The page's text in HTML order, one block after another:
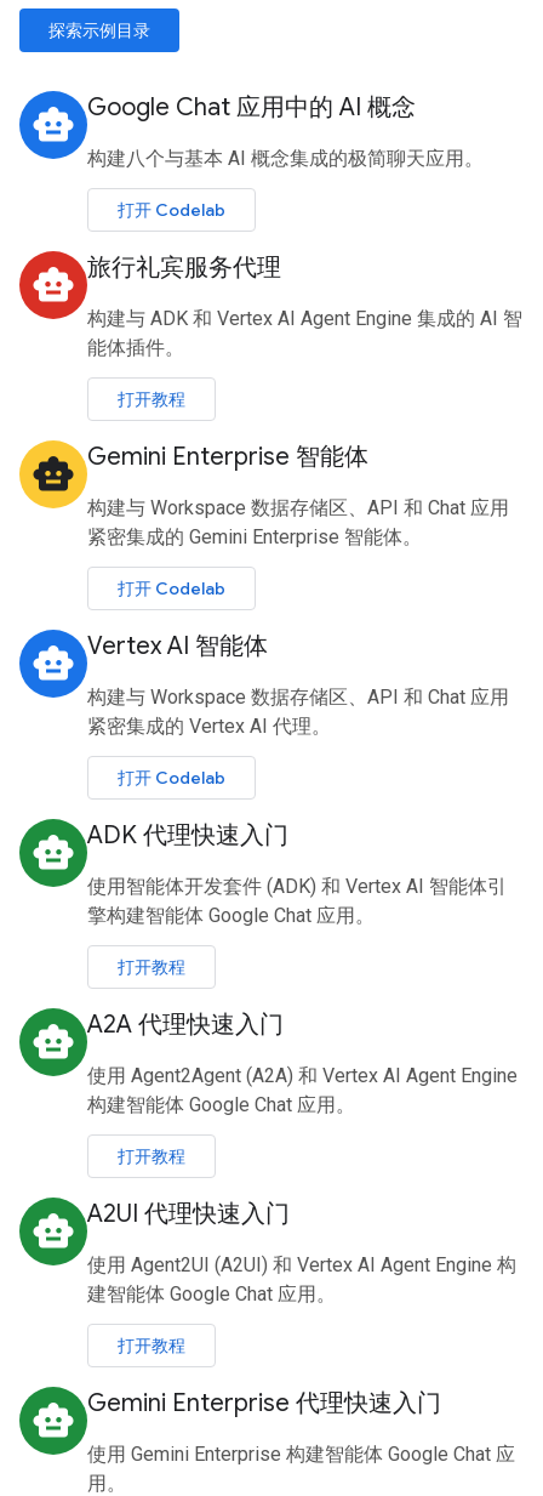
探索示例目录
smart_toy Google Chat 应用中的 AI 概念
构建八个与基本 AI 概念集成的极简聊天应用。
打开 Codelab
smart_toy 旅行礼宾服务代理
构建与 ADK 和 Vertex AI Agent Engine 集成的 AI 智
能体插件。
打开教程
smart_toy Gemini Enterprise 智能体
构建与 Workspace 数据存储区、API 和 Chat 应用
紧密集成的 Gemini Enterprise 智能体。
打开 Codelab
smart_toy Vertex AI 智能体
构建与 Workspace 数据存储区、API 和 Chat 应用
紧密集成的 Vertex AI 代理。
打开 Codelab
smart_toy ADK 代理快速入门
使用智能体开发套件 (ADK) 和 Vertex AI 智能体引
擎构建智能体 Google Chat 应用。
打开教程
smart_toy A2A 代理快速入门
使用 Agent2Agent (A2A) 和 Vertex AI Agent Engine
构建智能体 Google Chat 应用。
打开教程
smart_toy A2UI 代理快速入门
使用 Agent2UI (A2UI) 和 Vertex AI Agent Engine 构
建智能体 Google Chat 应用。
打开教程
smart_toy Gemini Enterprise 代理快速入门
使用 Gemini Enterprise 构建智能体 Google Chat 应
用。